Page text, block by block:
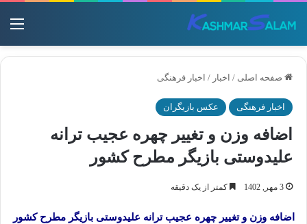
صفحه اصلی / اخبار / اخبار فرهنگی
اخبار فرهنگی عکس بازیگران
اضافه وزن و تغییر چهره عجیب ترانه
علیدوستی بازیگر مطرح کشور
3 مهر, 1402 کمتر از یک دقیقه
اضافه وزن و تغییر چهره عجیب ترانه علیدوستی بازیگر مطرح کشور